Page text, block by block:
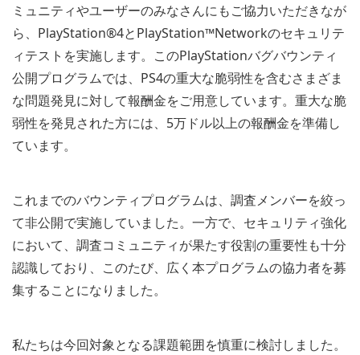
ミュニティやユーザーのみなさんにもご協力いただきなが
ら、PlayStation®4とPlayStation™Networkのセキュリテ
ィテストを実施します。このPlayStationバグバウンティ
公開プログラムでは、PS4の重大な脆弱性を含むさまざま
な問題発見に対して報酬金をご用意しています。重大な脆
弱性を発見された方には、5万ドル以上の報酬金を準備し
ています。
これまでのバウンティプログラムは、調査メンバーを絞っ
て非公開で実施していました。一方で、セキュリティ強化
において、調査コミュニティが果たす役割の重要性も十分
認識しており、このたび、広く本プログラムの協力者を募
集することになりました。
私たちは今回対象となる課題範囲を慎重に検討しました。